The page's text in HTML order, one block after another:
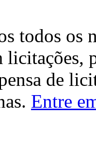
todos os
de
Entre